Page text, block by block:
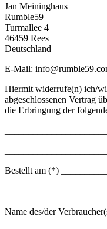
Jan Meininghaus
Rumble59
Turmallee 4
46459 Rees
Deutschland
E-Mail:
Hiermit widerrufe(n) ich/
abgeschlossenen Vertrag
die Erbringung der
Bestellt am (*)
Name des/der